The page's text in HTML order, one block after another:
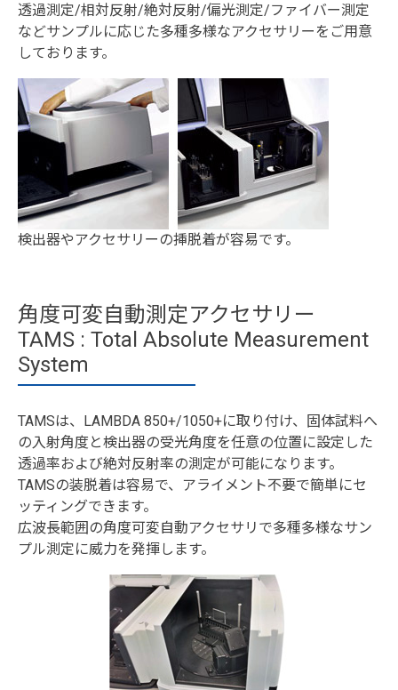
透過測定/相対反射/絶対反射/偏光測定/ファイバー測定
などサンプルに応じた多種多様なアクセサリーをご用意
しております。
検出器やアクセサリーの挿脱着が容易です。
角度可変自動測定アクセサリー
TAMS : Total Absolute Measurement
System
TAMSは、LAMBDA 850+/1050+に取り付け、固体試料へ
の入射角度と検出器の受光角度を任意の位置に設定した
透過率および絶対反射率の測定が可能になります。
TAMSの装脱着は容易で、アライメント不要で簡単にセ
ッティングできます。
広波長範囲の角度可変自動アクセサリで多種多様なサン
プル測定に威力を発揮します。